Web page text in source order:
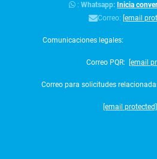
:Whatsapp: Inicia
Correo: [email
Comunicaciones legales:
Correo PQR: [email
Correo para solicitudes
[email protected]